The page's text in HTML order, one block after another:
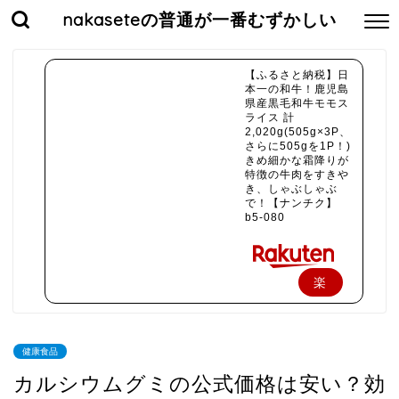
nakaseteの普通が一番むずかしい
【ふるさと納税】日
本一の和牛！鹿児島
県産黒毛和牛モモス
ライス 計
2,020g(505g×3P、
さらに505gを1P！)
きめ細かな霜降りが
特徴の牛肉をすきや
き、しゃぶしゃぶ
で！【ナンチク】
b5-080
楽
健康食品
カルシウムグミの公式価格は安い？効